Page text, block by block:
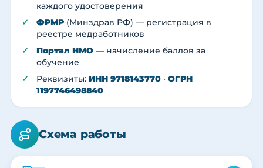
каждого удостоверения
ФРМР (Минздрав РФ) — регистрация в
реестре медработников
Портал НМО — начисление баллов за
обучение
Реквизиты: ИНН 9718143770 · ОГРН
1197746498840
Схема работы